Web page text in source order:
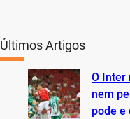
Últimos Artigos
O Inter
nem
pode e